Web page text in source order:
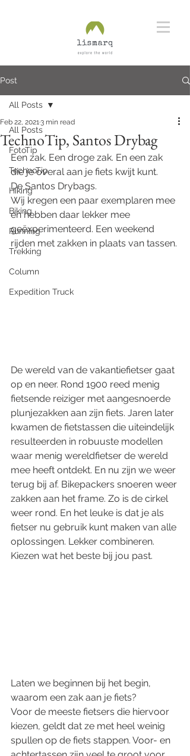
Post
All Posts
FotoTip
TechnoTip
Hiking
Biking
Running
Trekking
Column
Expedition Truck
All Posts
TechnoTip, Santos Drybag
Feb 22, 20213 min read
Een zak. Een droge zak. En een zak
die je overal aan je fiets kwijt kunt.
De Santos Drybags.
Wij kregen een paar exemplaren mee
en hebben daar lekker mee
geëxperimenteerd. Een weekend
rijden met zakken in plaats van tassen.
De wereld van de vakantiefietser gaat
op en neer. Rond 1900 reed menig
fietsende reiziger met aangesnoerde
plunjezakken aan zijn fiets. Jaren later
kwamen de fietstassen die uiteindelijk
resulteerden in robuuste modellen
waar menig wereldfietser de wereld
mee heeft ontdekt. En nu zijn we weer
terug bij af. Bikepackers snoeren weer
zakken aan het frame. Zo is de cirkel
weer rond. En het leuke is dat je als
fietser nu gebruik kunt maken van alle
oplossingen. Lekker combineren.
Kiezen wat het beste bij jou past.
Laten we beginnen bij het begin,
waarom een zak aan je fiets?
Voor de meeste fietsers die hiervoor
kiezen, geldt dat ze met heel weinig
spullen op de fiets stappen. Voor- en